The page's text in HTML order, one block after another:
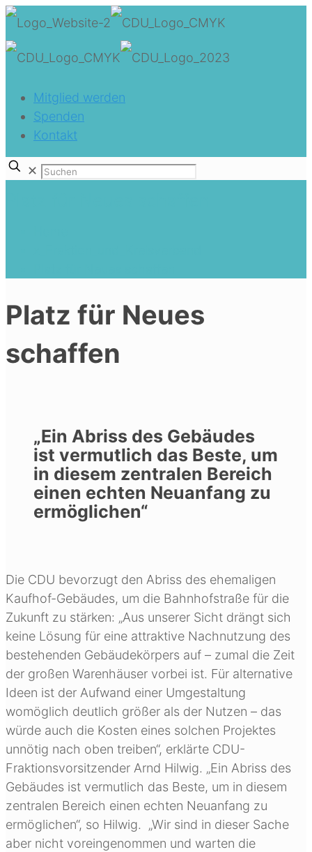
Mitglied werden
Spenden
Kontakt
✕
Platz für Neues
schaffen
„Ein Abriss des Gebäudes
ist vermutlich das Beste, um
in diesem zentralen Bereich
einen echten Neuanfang zu
ermöglichen“
Die CDU bevorzugt den Abriss des ehemaligen
Kaufhof-Gebäudes, um die Bahnhofstraße für die
Zukunft zu stärken: „Aus unserer Sicht drängt sich
keine Lösung für eine attraktive Nachnutzung des
bestehenden Gebäudekörpers auf – zumal die Zeit
der großen Warenhäuser vorbei ist. Für alternative
Ideen ist der Aufwand einer Umgestaltung
womöglich deutlich größer als der Nutzen – das
würde auch die Kosten eines solchen Projektes
unnötig nach oben treiben“, erklärte CDU-
Fraktionsvorsitzender Arnd Hilwig. „Ein Abriss des
Gebäudes ist vermutlich das Beste, um in diesem
zentralen Bereich einen echten Neuanfang zu
ermöglichen“, so Hilwig. „Wir sind in dieser Sache
aber nicht voreingenommen und warten die